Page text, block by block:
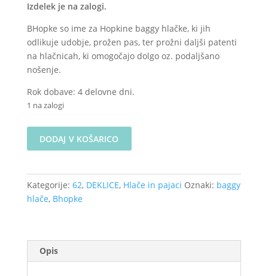
Izdelek je na zalogi.
BHopke so ime za Hopkine baggy hlačke, ki jih
odlikuje udobje, prožen pas, ter prožni daljši patenti
na hlačnicah, ki omogočajo dolgo oz. podaljšano
nošenje.
Rok dobave: 4 delovne dni.
1 na zalogi
hlače
Naravno
cvetje
velikost
zalogi)
količina
DODAJ V KOŠARICO
Kategorije: 62, DEKLICE, Hlače in pajaci Oznaki: baggy
hlače, Bhopke
Opis